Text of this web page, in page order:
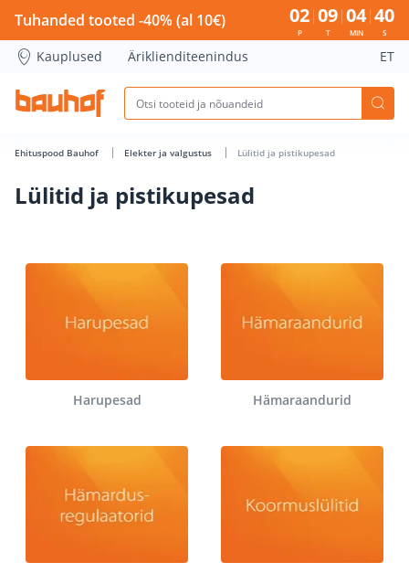
Lülitid ja pistikupesad - Bauhof has loaded
Tuhanded tooted -40% (al 10€) 02
P
09
T
04
MIN
39
S
Kauplused Äriklienditeenindus ET
Ehituspood Bauhof Elekter ja valgustus Lülitid ja pistikupesad
Lülitid ja pistikupesad
Harupesad Hämaraandurid